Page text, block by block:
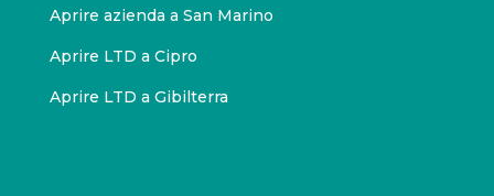
Aprire azienda a San Marino
Aprire LTD a Cipro
Aprire LTD a Gibilterra